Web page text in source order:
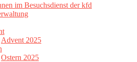
im Besuchsdienst der kfd
Advent 2025
Ostern 2025